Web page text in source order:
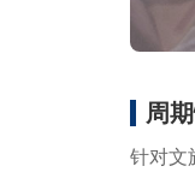
周
针对文